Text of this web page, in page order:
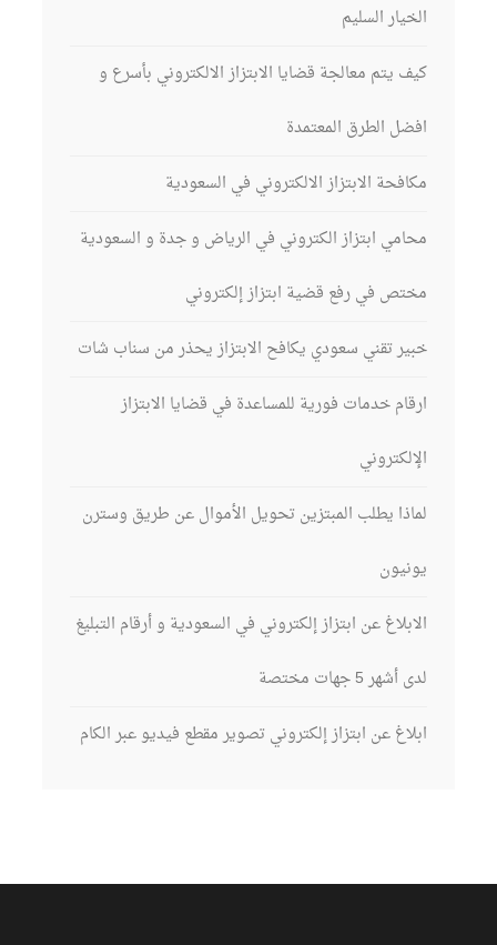
الخيار السليم
كيف يتم معالجة قضايا الابتزاز الالكتروني بأسرع و
افضل الطرق المعتمدة
مكافحة الابتزاز الالكتروني في السعودية
محامي ابتزاز الكتروني في الرياض و جدة و السعودية
مختص في رفع قضية ابتزاز إلكتروني
خبير تقني سعودي يكافح الابتزاز يحذر من سناب شات
ارقام خدمات فورية للمساعدة في قضايا الابتزاز
الإلكتروني
لماذا يطلب المبتزين تحويل الأموال عن طريق وسترن
يونيون
الابلاغ عن ابتزاز إلكتروني في السعودية و أرقام التبليغ
لدى أشهر 5 جهات مختصة
ابلاغ عن ابتزاز إلكتروني تصوير مقطع فيديو عبر الكام